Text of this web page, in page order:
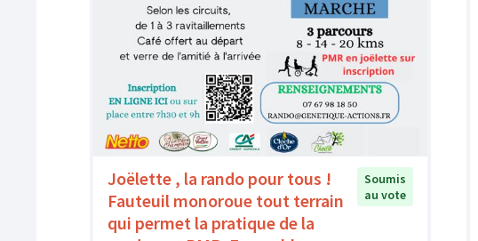
Joëlette , la rando pour tous !
Fauteuil monoroue tout terrain
qui permet la pratique de la
Soumis
au vote